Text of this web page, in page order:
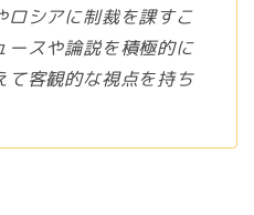
ロシアに制裁を課すこ
ースや論説を積極的に
て客観的な視点を持ち